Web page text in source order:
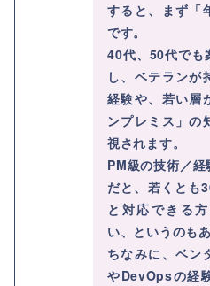
すると、まず「
です。
40代、50代でも
し、ベテランが
経験や、若い層
ンプレミス」の
視されます。
PM級の技術／
だと、若くとも
と対応できる
い、というのも
ちなみに、ベン
やDevOpsの経